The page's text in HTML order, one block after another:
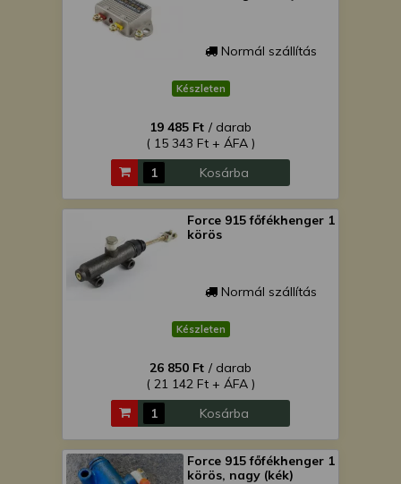
Normál szállítás
Készleten
19 485 Ft / darab
( 15 343 Ft + ÁFA )
Kosárba
Force 915 főfékhenger 1
körös
Normál szállítás
Készleten
26 850 Ft / darab
( 21 142 Ft + ÁFA )
Kosárba
Force 915 főfékhenger 1
körös, nagy (kék)